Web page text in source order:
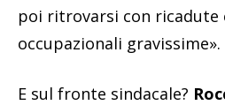
poi ritrovarsi con ricadute
occupazionali gravissime».
E sul fronte sindacale?